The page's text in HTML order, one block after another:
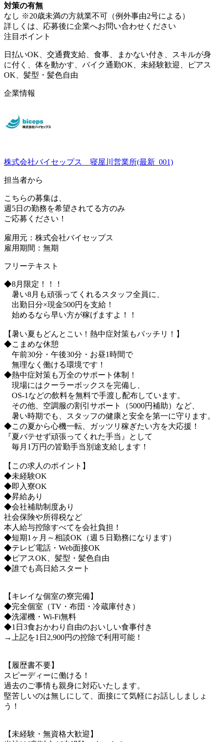
対策の有無
なし ※20歳未満の方就業不可（例外事由2号による）
詳しくは、応募後に企業へお問い合わせください
注目ポイント
日払いOK、交通費支給、食事、まかない付き、スキルが身
に付く、体を動かす、バイク通勤OK、未経験歓迎、ピアス
OK、髪型・髪色自由
企業情報
株式会社バイセップス 寝屋川営業所(最新_001)
担当者から
こちらの募集は、
週5日の勤務を希望されてる方のみ
ご応募ください！
雇用元：株式会社バイセップス
雇用期間：無期
フリーテキスト
◆8月限定！！！
暑い8月も頑張ってくれるスタッフ全員に、
出勤日分×現金500円を支給！
始めるなら早い方が稼げますよ！！
【暑い夏もどんとこい！熱中症対策もバッチリ！】
◆こまめな休憩
午前30分・午後30分・お昼1時間で
無理なく働ける環境です！
◆熱中症対策も万全のサポート体制！
現場にはクーラーボックスを完備し、
OS-1などの飲料を無料で手渡し配布しています。
その他、空調服の割引サポート（5000円補助）など、
暑い時期でも、スタッフの健康と安全を第一に守ります。
◆この夏から心機一転、ガッツリ稼ぎたい方を大応援！
『夏バテせず頑張ってくれた手当』として
毎月1万円の皆勤手当別途支給します！
【この求人のポイント】
◆未経験OK
◆即入寮OK
◆昇給あり
◆会社補助制度あり
社会保険や所得税など
本人給与控除すべてを会社負担！
◆短期1ヶ月～相談OK（週５日勤務になります）
◆テレビ電話・Web面接OK
◆ピアスOK、髪型・髪色自由
◆誰でも高日給スタート
【キレイな個室の寮完備】
◆完全個室（TV・布団・冷蔵庫付き）
◆洗濯機・Wi-Fi無料
◆1日3食おかわり自由のおいしい食事付き
→上記を1日2,900円の控除で利用可能！
【履歴書不要】
スピーディーに働ける！
過去のご事情も親身に対応いたします。
堅苦しいのは無しにして、面接にて気軽にお話ししましょ
う！
【未経験・無資格大歓迎】